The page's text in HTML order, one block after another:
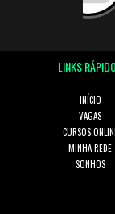
LINKS
INÍCIO
VAGAS
CURSOS
MINHA REDE
SONHOS